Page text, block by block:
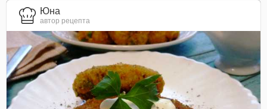
Юна
автор рецепта